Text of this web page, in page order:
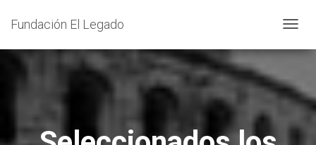
Fundación El Legado
A
B
A